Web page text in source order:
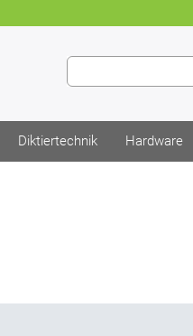
Diktiertechnik Hardware